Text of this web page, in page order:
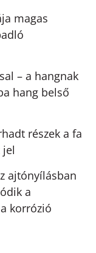
magas
– a hangnak
hang belső
részek a fa
ajtónyílásban
a
korrózió